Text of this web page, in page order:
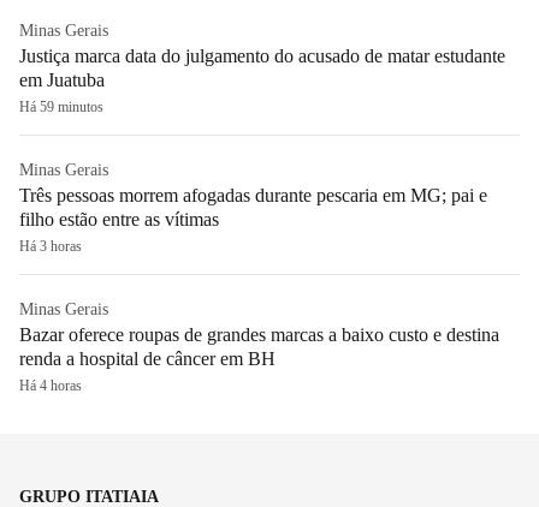
Minas Gerais
Justiça marca data do julgamento do acusado de matar estudante
em Juatuba
Há 59 minutos
Minas Gerais
Três pessoas morrem afogadas durante pescaria em MG; pai e
filho estão entre as vítimas
Há 3 horas
Minas Gerais
Bazar oferece roupas de grandes marcas a baixo custo e destina
renda a hospital de câncer em BH
Há 4 horas
GRUPO ITATIAIA